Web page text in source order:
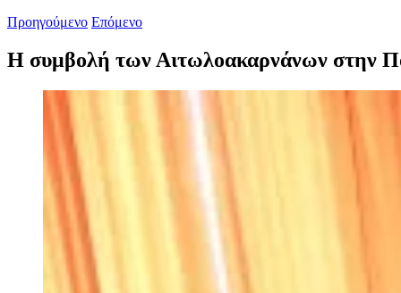
Προηγούμενο Επόμενο
Η συμβολή των Αιτωλοακαρνάνων στην
εικόνας